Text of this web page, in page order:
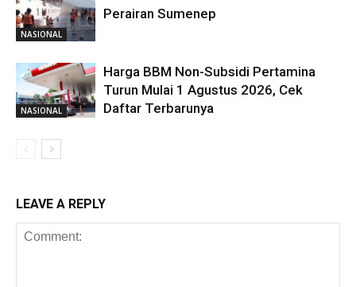
NASIONAL
Perairan Sumenep
NASIONAL
Harga BBM Non-Subsidi Pertamina
Turun Mulai 1 Agustus 2026, Cek
Daftar Terbarunya
LEAVE A REPLY